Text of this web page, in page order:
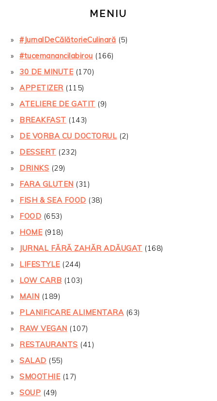
MENIU
#JurnalDeCălătorieCulinară (5)
#tucemanancilabirou (166)
30 DE MINUTE(170)
APPETIZER(115)
ATELIERE DE GATIT (9)
BREAKFAST (143)
DE VORBA CU DOCTORUL (2)
DESSERT (232)
DRINKS (29)
FARA GLUTEN (31)
FISH & SEA FOOD (38)
FOOD (653)
HOME(918)
JURNAL FĂRĂ ZAHĂR ADĂUGAT (168)
LIFESTYLE(244)
LOW CARB (103)
MAIN (189)
PLANIFICARE ALIMENTARA(63)
RAW VEGAN (107)
RESTAURANTS (41)
SALAD (55)
SMOOTHIE(17)
SOUP (49)